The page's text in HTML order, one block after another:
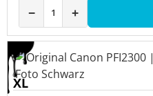
− +
XL